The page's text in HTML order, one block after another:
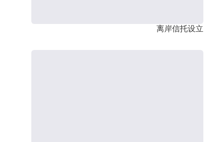
离岸信托设立